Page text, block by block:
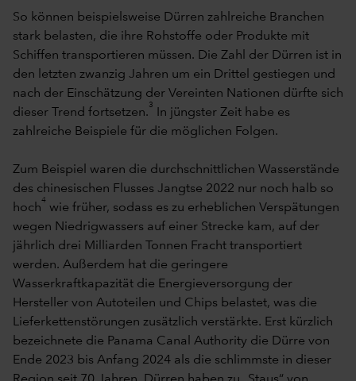
So können beispielsweise Dürren zahlreiche Branchen
stark belasten, die ihre Rohstoffe oder Produkte mit
Schiffen transportieren müssen. Die Zahl der Dürren ist in
den letzten zwanzig Jahren um ein Drittel gestiegen und
nach der Einschätzung der Vereinten Nationen dürfte sich
dieser Trend fortsetzen.
3
In jüngster Zeit habe es
zahlreiche Beispiele für die möglichen Folgen.
Zum Beispiel waren die durchschnittlichen Wasserstände
des chinesischen Flusses Jangtse 2022 nur noch halb so
hoch
4
wie früher, sodass es zu erheblichen Verspätungen
wegen Niedrigwassers auf einer Strecke kam, auf der
jährlich drei Milliarden Tonnen Fracht transportiert
werden. Außerdem hat die geringere
Wasserkraftkapazität die Energieversorgung der
Hersteller von Autoteilen und Chips belastet, was die
Lieferkettenstörungen zusätzlich verstärkte. Erst kürzlich
bezeichnete die Panama Canal Authority die Dürre von
Ende 2023 bis Anfang 2024 als die schlimmste in dieser